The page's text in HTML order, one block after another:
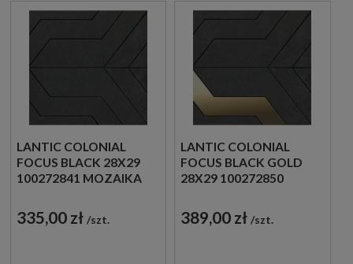
LANTIC COLONIAL
FOCUS BLACK 28X29
100272841 MOZAIKA
KAMIENNA
335,00 zł szt.
LANTIC COLONIAL
FOCUS BLACK GOLD
28X29 100272850
DEKORACYJNA
KAMIENNA
389,00 zł szt.